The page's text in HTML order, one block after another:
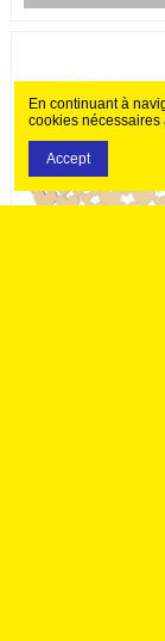
En continuant à
cookies nécessaires
Accept